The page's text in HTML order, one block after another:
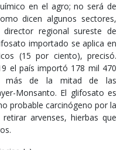
en el agro; no será de
dicen algunos sectores,
regional sureste de
importado se aplica en
(15 por ciento), precisó.
el país importó 178 mil 470
más de la mitad de las
Monsanto. El glifosato es
probable carcinógeno por la
arvenses, hierbas que